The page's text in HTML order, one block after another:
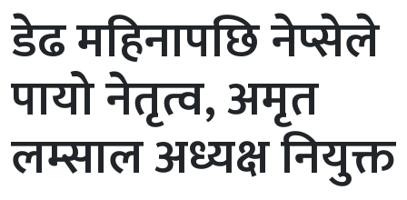
डेढ महिनापछि नेप्सेले
पायो नेतृत्व, अमृत
लम्साल अध्यक्ष नियुक्त